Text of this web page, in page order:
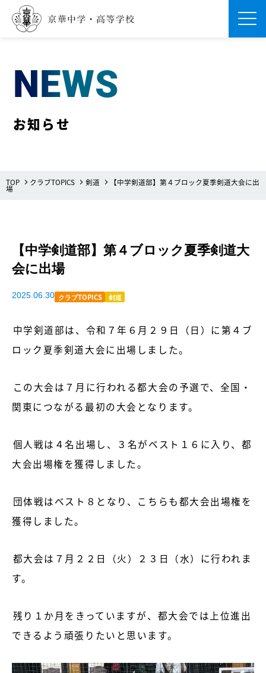
NEWS
お知らせ
TOP クラブTOPICS 剣道 【中学剣道部】第４ブロック夏季剣道大会に出
場
【中学剣道部】第４ブロック夏季剣道大
会に出場
2025.06.30 クラブTOPICS 剣道
中学剣道部は、令和７年６月２９日（日）に第４ブ
ロック夏季剣道大会に出場しました。
この大会は７月に行われる都大会の予選で、全国・
関東につながる最初の大会となります。
個人戦は４名出場し、３名がベスト１６に入り、都
大会出場権を獲得しました。
団体戦はベスト８となり、こちらも都大会出場権を
獲得しました。
都大会は７月２２日（火）２３日（水）に行われま
す。
残り１か月をきっていますが、都大会では上位進出
できるよう頑張りたいと思います。